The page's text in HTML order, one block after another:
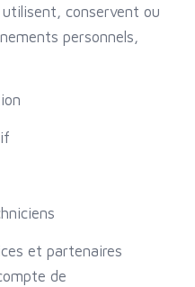
conservent ou
personnels,
et partenaires
de